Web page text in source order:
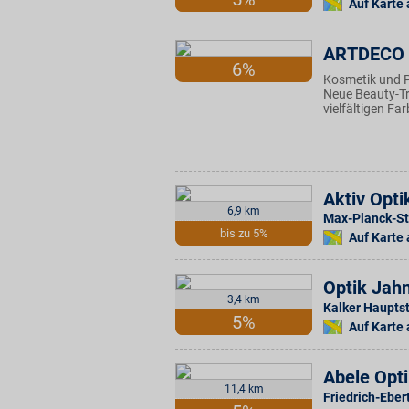
Auf Karte
6%
ARTDECO
Kosmetik und
Neue Beauty-
vielfältigen
6,9 km
bis zu 5%
Aktiv
Max-Planck-
Auf Karte
3,4 km
5%
Optik
Kalker
Auf Karte
11,4 km
Abele
Friedrich-